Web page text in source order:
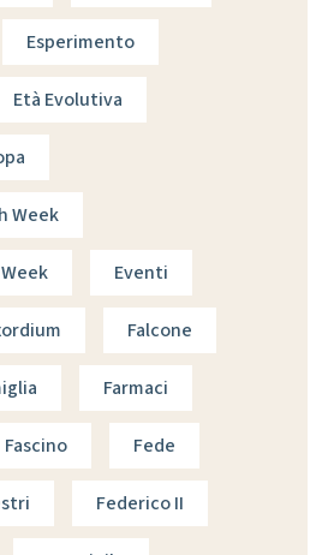
Esperimento
Età Evolutiva
Week
Eventi
Falcone
Farmaci
Fascino Fede
Federico II